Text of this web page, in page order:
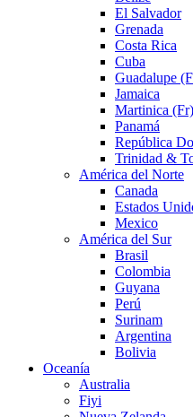
El Salvador
Grenada
Costa Rica
Cuba
Guadalupe
Jamaica
Martinica (Fr)
Panamá
República
Trinidad &
América del Norte
Canada
Estados
Mexico
América del Sur
Brasil
Colombia
Guyana
Perú
Surinam
Argentina
Bolivia
Oceanía
Australia
Fiyi